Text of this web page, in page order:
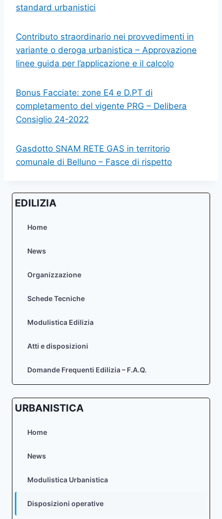
standard urbanistici
Contributo straordinario nei provvedimenti in
variante o deroga urbanistica – Approvazione
linee guida per l’applicazione e il calcolo
Bonus Facciate: zone E4 e D.PT di
completamento del vigente PRG – Delibera
Consiglio 24-2022
Gasdotto SNAM RETE GAS in territorio
comunale di Belluno – Fasce di rispetto
EDILIZIA
Home
News
Organizzazione
Schede Tecniche
Modulistica Edilizia
Atti e disposizioni
Domande Frequenti Edilizia – F.A.Q.
URBANISTICA
Home
News
Modulistica Urbanistica
Disposizioni operative